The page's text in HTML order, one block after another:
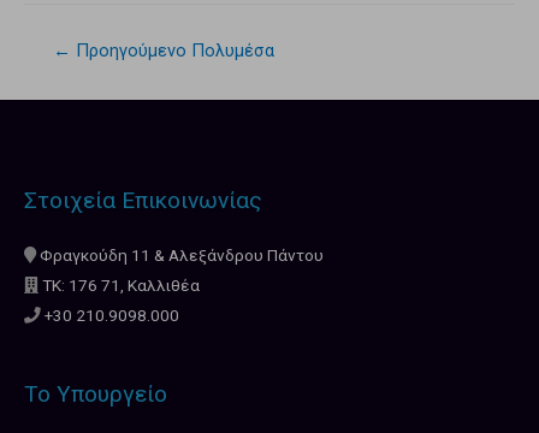
← Προηγούμενο Πολυμέσα
Στοιχεία Επικοινωνίας
Φραγκούδη 11 & Αλεξάνδρου Πάντου
ΤΚ: 176 71, Καλλιθέα
+30 210.9098.000
Το Υπουργείο